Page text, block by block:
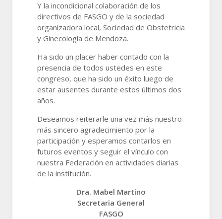
Y la incondicional colaboración de los
directivos de FASGO y de la sociedad
organizadora local, Sociedad de Obstetricia
y Ginecología de Mendoza.
Ha sido un placer haber contado con la
presencia de todos ustedes en este
congreso, que ha sido un éxito luego de
estar ausentes durante estos últimos dos
años.
Deseamos reiterarle una vez más nuestro
más sincero agradecimiento por la
participación y esperamos contarlos en
futuros eventos y seguir el vínculo con
nuestra Federación en actividades diarias
de la institución.
Dra. Mabel Martino
Secretaria General
FASGO